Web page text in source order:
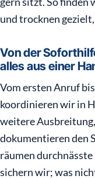
und trocknen
Von der
alles aus einer
Vom ersten Anruf
koordinieren wir in
weitere
dokumentieren den
räumen
sichern wir; was